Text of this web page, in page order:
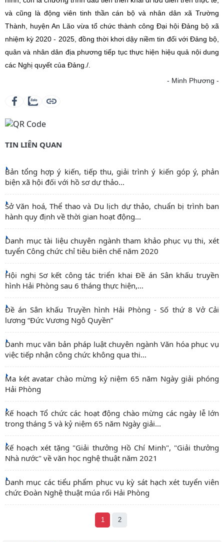
và cũng là động viên tinh thần cán bộ và nhân dân xã Trường
Thành, huyện An Lão vừa tổ chức thành công Đại hội Đảng bộ xã
nhiệm kỳ 2020 - 2025, đồng thời khơi dậy niềm tin đối với Đảng bộ,
quân và nhân dân địa phương tiếp tục thực hiện hiệu quả nội dung
các Nghị quyết của Đảng./.
- Minh Phương -
TIN LIÊN QUAN
Bản tổng hợp ý kiến, tiếp thu, giải trình ý kiến góp ý, phản
biện xã hội đối với hồ sơ dự thảo...
Sở Văn hoá, Thể thao và Du lịch dự thảo, chuẩn bị trình ban
hành quy định về thời gian hoạt động...
Danh mục tài liệu chuyên ngành tham khảo phục vụ thi, xét
tuyển Công chức chỉ tiêu biên chế năm 2020
Hội nghị Sơ kết công tác triển khai Đề án Sân khấu truyền
hình Hải Phòng sau 6 tháng thực hiện,...
Đề án Sân khấu Truyền hình Hải Phòng - Số thứ 8 Vở Cải
lương “Đức Vương Ngô Quyền”
Danh mục văn bản pháp luật chuyên ngành Văn hóa phục vụ
việc tiếp nhận công chức không qua thi...
Ma két avatar chào mừng kỷ niệm 65 năm Ngày giải phóng
Hải Phòng
Kế hoạch Tổ chức các hoạt động chào mừng các ngày lễ lớn
trong tháng 5 và kỷ niệm 65 năm Ngày giải...
Kế hoạch xét tặng "Giải thưởng Hồ Chí Minh", "Giải thưởng
Nhà nước" về văn học nghệ thuật năm 2021
Danh mục các tiểu phẩm phục vụ kỳ sát hạch xét tuyển viên
chức Đoàn Nghệ thuật múa rối Hải Phòng
1 2